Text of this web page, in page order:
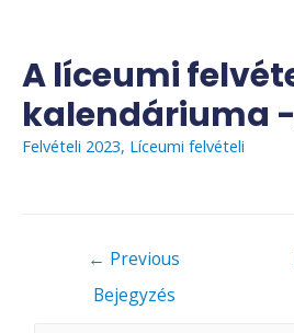
content
A líceumi
kalendáriuma
Felvételi 2023, Líceumi felvételi
← Previous
Bejegyzés